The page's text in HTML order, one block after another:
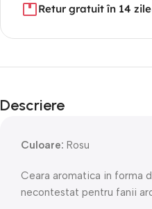
Retur gratuit în 14 zile
Descriere
Culoare: Rosu
Ceara aromatica in forma
necontestat pentru fanii